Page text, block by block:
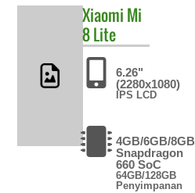
Xiaomi Mi
8 Lite
6.26"
(2280x1080)
IPS LCD
4GB/6GB/8GB
Snapdragon
660 SoC
64GB/128GB
Penyimpanan